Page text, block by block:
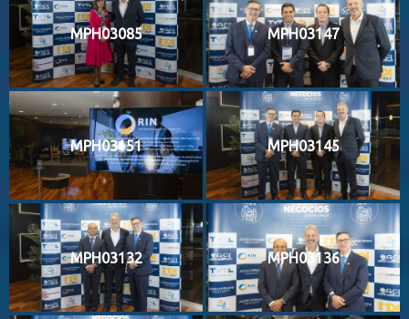
MPH03085 MPH03147
MPH03151 MPH03145
MPH03132 MPH03136